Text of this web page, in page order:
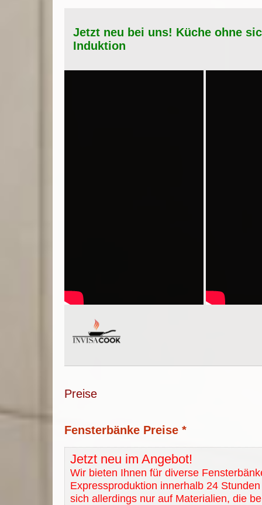
Jetzt neu bei uns! Küche ohne
Induktion
Preise
Fensterbänke Preise *
Jetzt neu im Angebot!
Wir bieten Ihnen für diverse
Expressproduktion innerhalb 24
sich allerdings nur auf Materialien, die